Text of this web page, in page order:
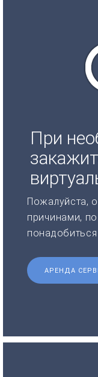
При
Пожалуйста,
причинами,
АРЕНДА